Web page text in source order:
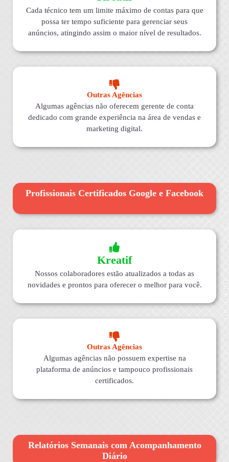
Cada técnico tem um limite máximo de contas para que
possa ter tempo suficiente para gerenciar seus
anúncios, atingindo assim o maior nível de resultados.
Outras Agências
Algumas agências não oferecem gerente de conta
dedicado com grande experiência na área de vendas e
marketing digital.
Profissionais Certificados Google e Facebook
Kreatif
Nossos colaboradores estão atualizados a todas as
novidades e prontos para oferecer o melhor para você.
Outras Agências
Algumas agências não possuem expertise na
plataforma de anúncios e tampouco profissionais
certificados.
Relatórios Semanais com Acompanhamento
Diário